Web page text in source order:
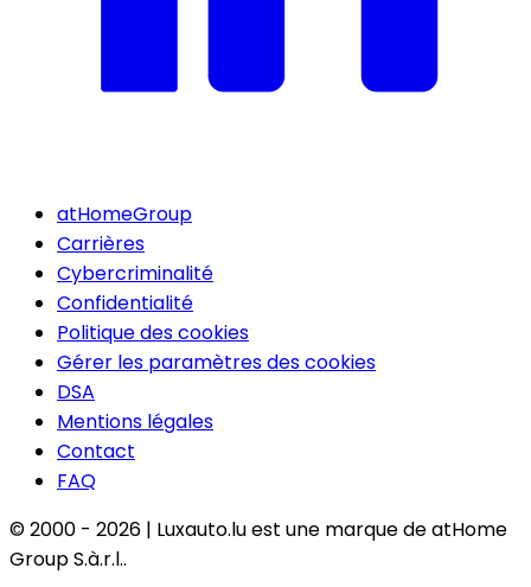
atHomeGroup
Carrières
Cybercriminalité
Confidentialité
Politique des cookies
Gérer les paramètres des cookies
DSA
Mentions légales
Contact
FAQ
© 2000 - 2026 | Luxauto.lu est une marque de atHome
Group S.à.r.l..